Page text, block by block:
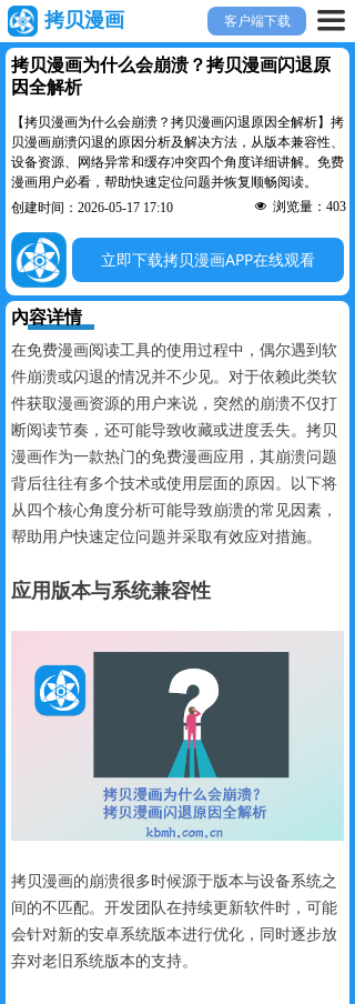
拷贝漫画 끀
客户端下载
內容详情
在免费漫画阅读工具的使用过程中，偶尔遇到软
件崩溃或闪退的情况并不少见。对于依赖此类软
件获取漫画资源的用户来说，突然的崩溃不仅打
断阅读节奏，还可能导致收藏或进度丢失。拷贝
漫画作为一款热门的免费漫画应用，其崩溃问题
背后往往有多个技术或使用层面的原因。以下将
从四个核心角度分析可能导致崩溃的常见因素，
帮助用户快速定位问题并采取有效应对措施。
应用版本与系统兼容性
拷贝漫画的崩溃很多时候源于版本与设备系统之
间的不匹配。开发团队在持续更新软件时，可能
会针对新的安卓系统版本进行优化，同时逐步放
弃对老旧系统版本的支持。
拷贝漫画为什么会崩溃？拷贝漫画闪退原
因全解析
【拷贝漫画为什么会崩溃？拷贝漫画闪退原因全解析】拷
贝漫画崩溃闪退的原因分析及解决方法，从版本兼容性、
设备资源、网络异常和缓存冲突四个角度详细讲解。免费
漫画用户必看，帮助快速定位问题并恢复顺畅阅读。
创建时间： 2026-05-17 17:10 넶 浏览量： 403
立即下载拷贝漫画APP在线观看